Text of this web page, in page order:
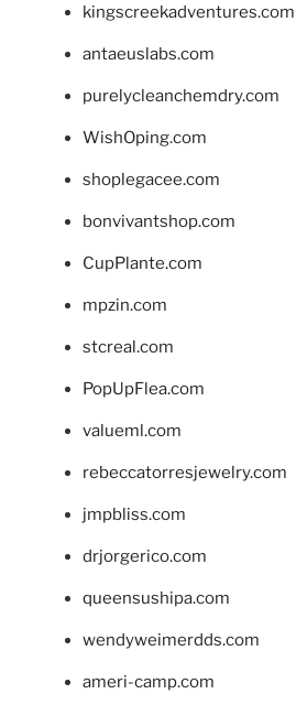
kingscreekadventures.com
antaeuslabs.com
purelycleanchemdry.com
WishOping.com
shoplegacee.com
bonvivantshop.com
CupPlante.com
mpzin.com
stcreal.com
PopUpFlea.com
valueml.com
rebeccatorresjewelry.com
jmpbliss.com
drjorgerico.com
queensushipa.com
wendyweimerdds.com
ameri-camp.com